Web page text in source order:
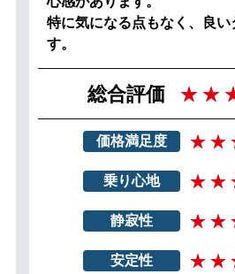
特に気になる点もなく、良い
す。
総合評価
価格満足度
乗り心地
静寂性
安定性